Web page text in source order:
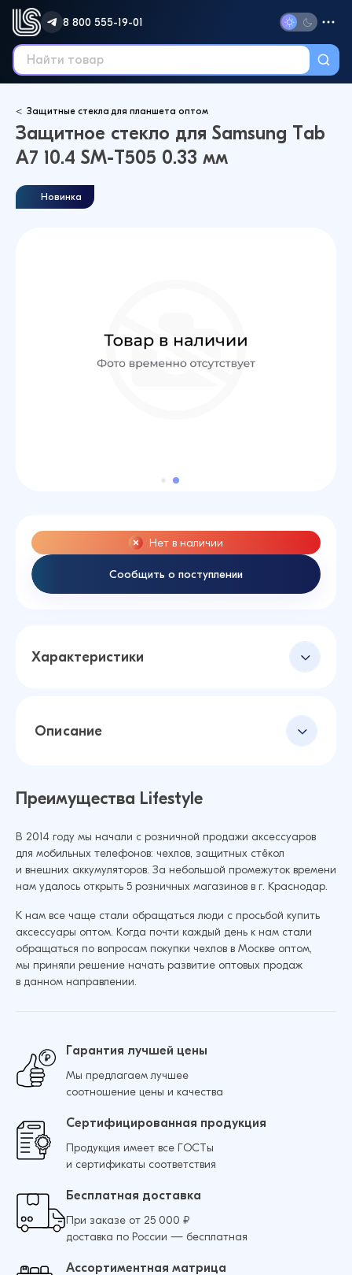
8 800 555-19-01
Защитные стекла для планшета оптом
Защитное стекло для Samsung Tab
A7 10.4 SM-T505 0.33 мм
Новинка
Характеристики
Нет в наличии
Сообщить о поступлении
Описание
Преимущества Lifestyle
В 2014 году мы начали с розничной продажи аксессуаров
для мобильных телефонов: чехлов, защитных стёкол
и внешних аккумуляторов. За небольшой промежуток времени
нам удалось открыть 5 розничных магазинов в г. Краснодар.
К нам все чаще стали обращаться люди с просьбой купить
аксессуары оптом. Когда почти каждый день к нам стали
обращаться по вопросам покупки чехлов в Москве оптом,
мы приняли решение начать развитие оптовых продаж
в данном направлении.
Гарантия лучшей цены
Мы предлагаем лучшее
соотношение цены и качества
Сертифицированная продукция
Продукция имеет все ГОСТы
и сертификаты соответствия
Бесплатная доставка
При заказе от 25 000 ₽
доставка по России — бесплатная
Ассортиментная матрица